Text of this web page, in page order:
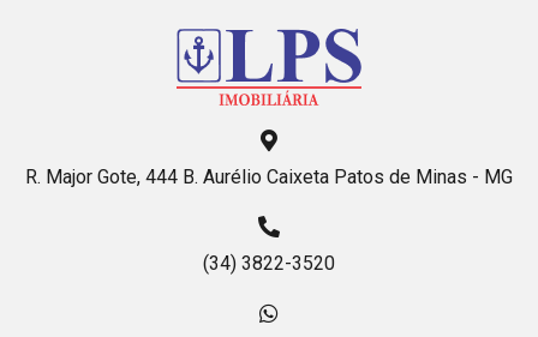
R. Major Gote, 444 B. Aurélio Caixeta Patos de Minas - MG
(34) 3822-3520